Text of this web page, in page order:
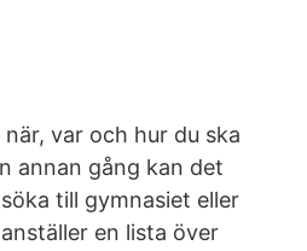
var och hur du ska
annan gång kan det
till gymnasiet eller
en lista över